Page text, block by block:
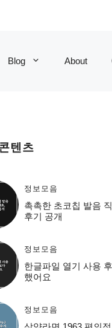
Blog About
텐츠
정보모음
촉촉한 초코칩 발음
후기 공개
정보모음
한글파일 열기 사용
했어요
정보모음